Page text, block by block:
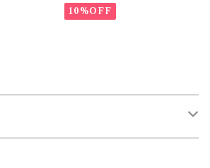
ラル 65~80cm
10%OFF